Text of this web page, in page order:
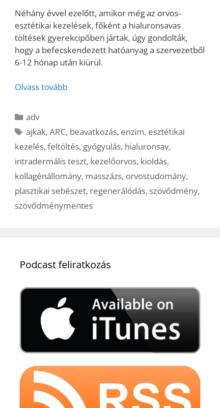
Néhány évvel ezelőtt, amikor még az orvos-
esztétikai kezelések, főként a hialuronsavas
töltések gyerekcipőben jártak, úgy gondolták,
hogy a befecskendezett hatóanyag a szervezetből
6-12 hónap után kiürül.
Olvass tovább
Kategória
adv
Címkék
ajkak,ARC, beavatkozás, enzim, esztétikai
kezelés, feltöltés, gyógyulás, hialuronsav,
intradermális teszt, kezelőorvos, kioldás,
kollagénállomány, masszázs, orvostudomány,
plasztikai sebészet, regenerálódás, szövődmény,
szövődménymentes
Podcast feliratkozás